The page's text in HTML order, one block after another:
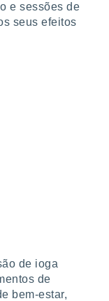
e sessões de
seus efeitos
de ioga
de
bem-estar,